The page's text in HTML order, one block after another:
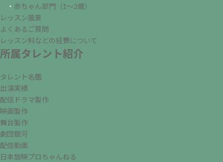
・ 赤ちゃん部門（1～2歳）
レッスン風景
よくあるご質問
レッスン料などの経費について
所属タレント紹介
タレント名鑑
出演実績
配信ドラマ製作
映画製作
舞台製作
劇団銀河
配信動画
日本放映プロちゃんねる